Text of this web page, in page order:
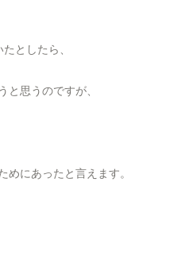
としたら、
と思うのですが、
めにあったと言えます。